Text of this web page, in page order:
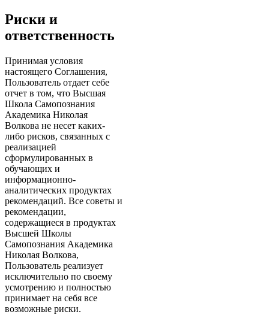
Риски и
ответственность
Принимая условия
настоящего Соглашения,
Пользователь отдает себе
отчет в том, что Высшая
Школа Самопознания
Академика Николая
Волкова не несет каких-
либо рисков, связанных с
реализацией
сформулированных в
обучающих и
информационно-
аналитических продуктах
рекомендаций. Все советы и
рекомендации,
содержащиеся в продуктах
Высшей Школы
Самопознания Академика
Николая Волкова,
Пользователь реализует
исключительно по своему
усмотрению и полностью
принимает на себя все
возможные риски.